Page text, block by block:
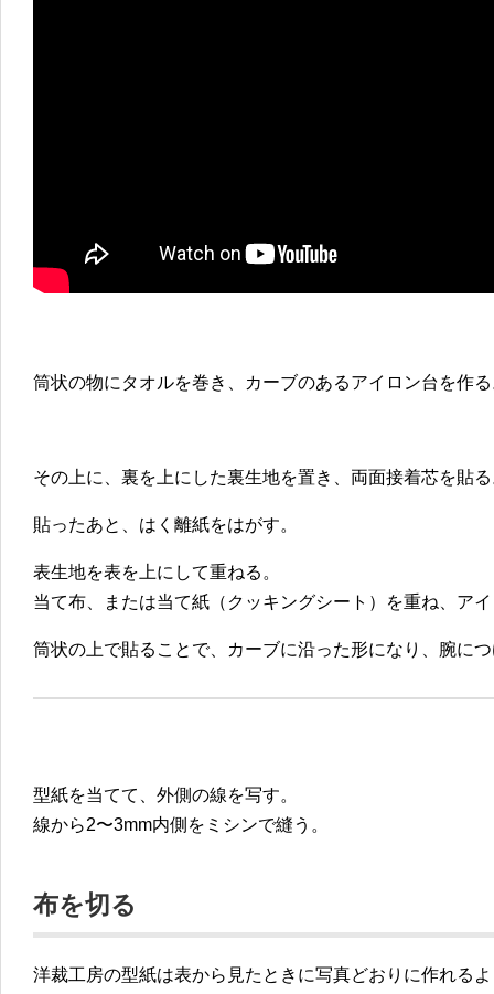
筒状の物にタオルを巻き、カーブのあるアイロン台を作
その上に、裏を上にした裏生地を置き、両面接着芯を貼
貼ったあと、はく離紙をはがす。
表生地を表を上にして重ねる。
当て布、または当て紙（クッキングシート）を重ね、ア
筒状の上で貼ることで、カーブに沿った形になり、腕に
型紙を当てて、外側の線を写す。
線から2〜3mm内側をミシンで縫う。
布を切る
洋裁工房の型紙は表から見たときに写真どおりに作れる